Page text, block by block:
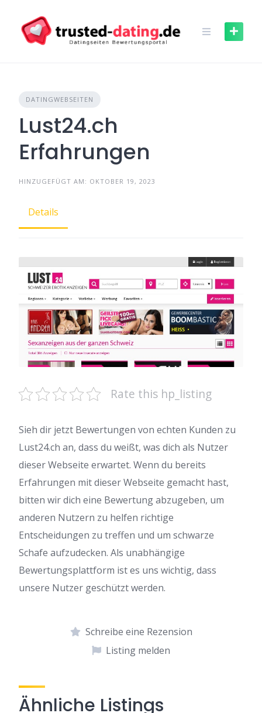
content
DATINGWEBSEITEN
Lust24.ch
Erfahrungen
HINZUGEFÜGT AM: OKTOBER 19, 2023
Details
Rate this hp_listing
Sieh dir jetzt Bewertungen von echten Kunden zu
Lust24.ch an, dass du weißt, was dich als Nutzer
dieser Webseite erwartet. Wenn du bereits
Erfahrungen mit dieser Webseite gemacht hast,
bitten wir dich eine Bewertung abzugeben, um
anderen Nutzern zu helfen richtige
Entscheidungen zu treffen und um schwarze
Schafe aufzudecken. Als unabhängige
Bewertungsplattform ist es uns wichtig, dass
unsere Nutzer geschützt werden.
Schreibe eine Rezension
Listing melden
Ähnliche Listings